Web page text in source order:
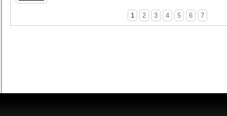
1 2 3 4 5 6 7